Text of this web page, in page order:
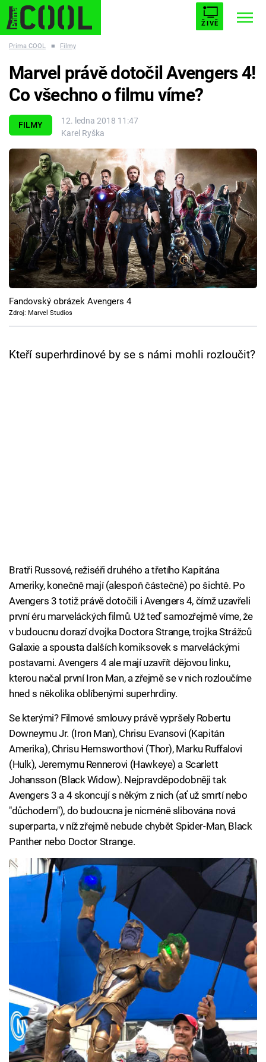
ŽIVĚ
ESCAPE PLNEJ KOTEL AVENGERS 5
Témata
Filmy
Seriály
Hry
Cool Esport
Pořady
Prima COOL ■ Filmy
FILMY
12. ledna 2018 11:47
Karel Ryška
Marvel právě dotočil Avengers 4!
Co všechno o filmu víme?
Fandovský obrázek Avengers 4
Zdroj: Marvel Studios
Kteří superhrdinové by se s námi mohli rozloučit?
Bratři Russové, režiséři druhého a třetího Kapitána
Ameriky, konečně mají (alespoň částečně) po šichtě. Po
Avengers 3 totiž právě dotočili i Avengers 4, čímž uzavřeli
první éru marveláckých filmů. Už teď samozřejmě víme, že
v budoucnu dorazí dvojka Doctora Strange, trojka Strážců
Galaxie a spousta dalších komiksovek s marveláckými
postavami. Avengers 4 ale mají uzavřít dějovou linku,
kterou načal první Iron Man, a zřejmě se v nich rozloučíme
hned s několika oblíbenými superhrdiny.
Se kterými? Filmové smlouvy právě vypršely Robertu
Downeymu Jr. (Iron Man), Chrisu Evansovi (Kapitán
Amerika), Chrisu Hemsworthovi (Thor), Marku Ruffalovi
(Hulk), Jeremymu Rennerovi (Hawkeye) a Scarlett
Johansson (Black Widow). Nejpravděpodobněji tak
Avengers 3 a 4 skoncují s někým z nich (ať už smrtí nebo
"důchodem"), do budoucna je nicméně slibována nová
superparta, v níž zřejmě nebude chybět Spider-Man, Black
Panther nebo Doctor Strange.